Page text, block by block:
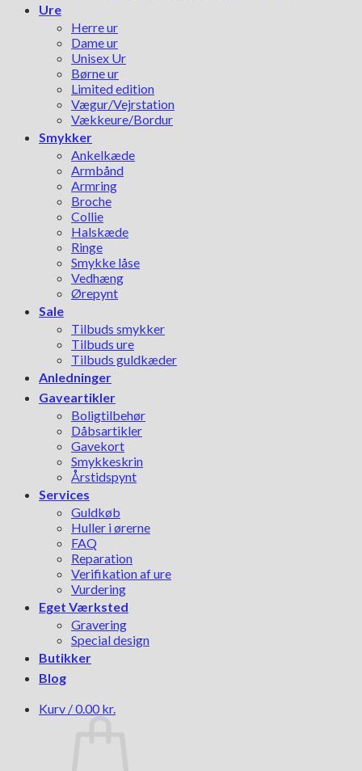
Ure
Herre ur
Dame ur
Unisex Ur
Børne ur
Limited edition
Vægur/Vejrstation
Vækkeure/Bordur
Smykker
Ankelkæde
Armbånd
Armring
Broche
Collie
Halskæde
Ringe
Smykke låse
Vedhæng
Ørepynt
Sale
Tilbuds smykker
Tilbuds ure
Tilbuds guldkæder
Anledninger
Gaveartikler
Boligtilbehør
Dåbsartikler
Gavekort
Smykkeskrin
Årstidspynt
Services
Guldkøb
Huller i ørerne
FAQ
Reparation
Verifikation af ure
Vurdering
Eget Værksted
Gravering
Special design
Butikker
Blog
Kurv /0.00 kr.